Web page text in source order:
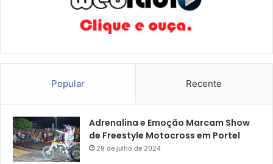
Popular Recente
Adrenalina e Emoção Marcam Show
de Freestyle Motocross em Portel
29 de julho de 2024